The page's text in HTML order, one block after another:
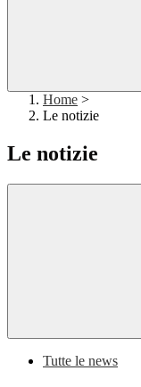
Home >
Le notizie
Le notizie
Tutte le news